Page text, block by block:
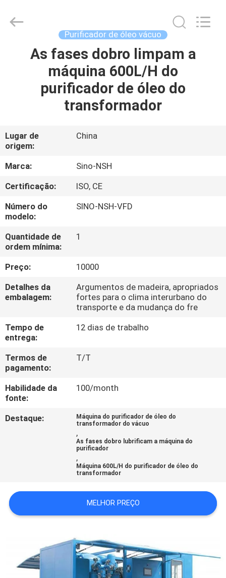
CASA
PRODUTOS
NÓS
EXCURSÃO
DA
FÁBRICA
CONTROLE
DA
QUALIDADE
CONTACTE-
PEÇA
UMAS
CITAÇÕES
PRIVACY
Purifier
Manufacture
Purificador de óleo vácuo
As fases dobro limpam a
máquina 600L/H do
purificador de óleo do
transformador
Lugar de
origem:
China
Marca:
Sino-NSH
Certificação:
ISO, CE
Número do
modelo:
SINO-NSH-VFD
Quantidade de
ordem mínima:
1
Preço:
10000
Detalhes da
embalagem:
Argumentos de madeira, apropriados
fortes para o clima interurbano do
transporte e da mudança do fre
Tempo de
entrega:
12 dias de trabalho
Termos de
pagamento:
T/T
Habilidade da
fonte:
100/month
Destaque:
Máquina do purificador de óleo do
transformador do vácuo
,
As fases dobro lubrificam a máquina do
purificador
,
Máquina 600L/H do purificador de óleo do
transformador
MELHOR PREÇO